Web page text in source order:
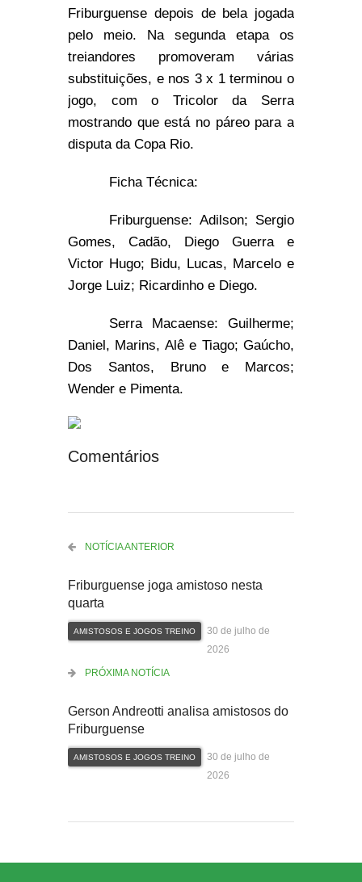
Friburguense depois de bela jogada
pelo meio. Na segunda etapa os
treiandores promoveram várias
substituições, e nos 3 x 1 terminou o
jogo, com o Tricolor da Serra
mostrando que está no páreo para a
disputa da Copa Rio.
Ficha Técnica:
Friburguense: Adilson; Sergio
Gomes, Cadão, Diego Guerra e
Victor Hugo; Bidu, Lucas, Marcelo e
Jorge Luiz; Ricardinho e Diego.
Serra Macaense: Guilherme;
Daniel, Marins, Alê e Tiago; Gaúcho,
Dos Santos, Bruno e Marcos;
Wender e Pimenta.
Comentários
NOTÍCIA ANTERIOR
Friburguense joga amistoso nesta
quarta
AMISTOSOS E JOGOS TREINO
30 de julho de
2026
PRÓXIMA NOTÍCIA
Gerson Andreotti analisa amistosos do
Friburguense
AMISTOSOS E JOGOS TREINO
30 de julho de
2026